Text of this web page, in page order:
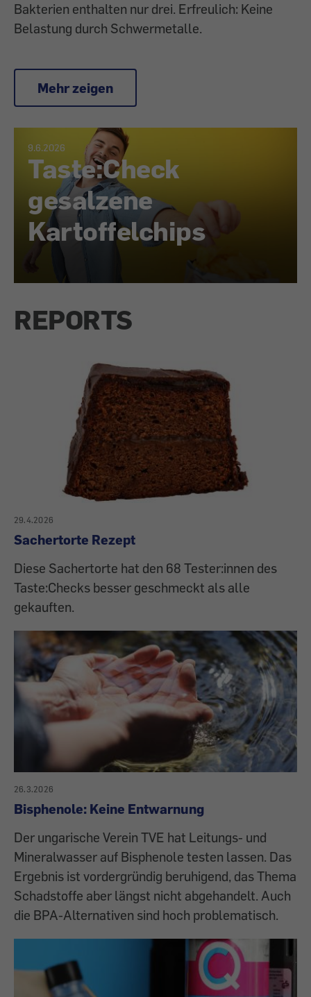
Bakterien enthalten nur drei. Erfreulich: Keine
Belastung durch Schwermetalle.
Mehr zeigen
9.6.2026
Taste:Check
gesalzene
Kartoffelchips
REPORTS
29.4.2026
Sachertorte Rezept
Diese Sachertorte hat den 68 Tester:innen des
Taste:Checks besser geschmeckt als alle
gekauften.
26.3.2026
Bisphenole: Keine Entwarnung
Der ungarische Verein TVE hat Leitungs- und
Mineralwasser auf Bisphenole testen lassen. Das
Ergebnis ist vordergründig beruhigend, das Thema
Schadstoffe aber längst nicht abgehandelt. Auch
die BPA-Alternativen sind hoch problematisch.